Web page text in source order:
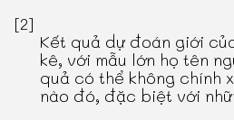
[2]
Kết quả dự đoán giới
kê, với mẫu lớn họ tên
quả có thể không chính
nào đó, đặc biệt với